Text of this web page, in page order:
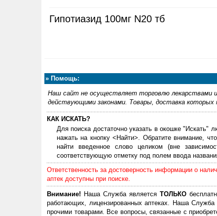
Гипотиазид 100мг N20 тб
» Помощь:
Наш сайт не осуществляет торговлю лекарствами
действующими законами. Товары, доставка которых
КАК ИСКАТЬ?
Для поиска достаточно указать в окошке "Искать"
нажать на кнопку <Найти>. Обратите внимание,
найти введенное слово целиком (вне
соответствующую отметку под полем ввода
Ответственность за достоверность информации о
аптек доступны при поиске.
Внимание! Наша Служба являетсяТОЛЬКО
работающих, лицензированных аптеках. Наша
прочими товарами. Все вопросы, связанные с